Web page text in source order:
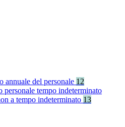
annuale del personale 12
personale tempo indeterminato
a tempo indeterminato 13